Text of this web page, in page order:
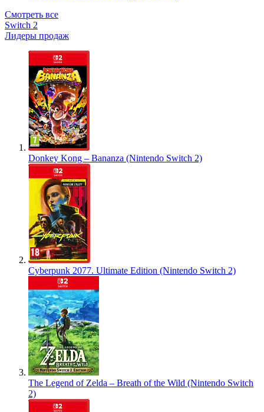
Смотреть все
Switch 2
Лидеры продаж
Donkey Kong – Bananza (Nintendo Switch 2)
Cyberpunk 2077. Ultimate Edition (Nintendo Switch 2)
The Legend of Zelda – Breath of the Wild (Nintendo Switch
2)